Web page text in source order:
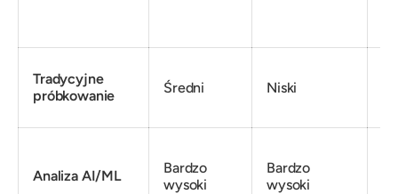
Tradycyjne
próbkowanie
Średni Niski
Analiza AI/ML
Bardzo
wysoki
Bardzo
wysoki